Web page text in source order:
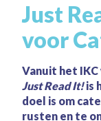
Just
voor
Vanuit het
Just Read It!is
doel is om
rusten en te